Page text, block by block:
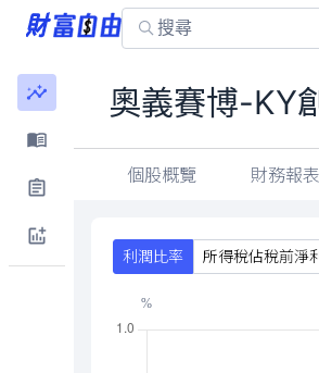
奧義賽博-KY
個股概覽 財務報表
利潤比率 所得稅佔稅前淨